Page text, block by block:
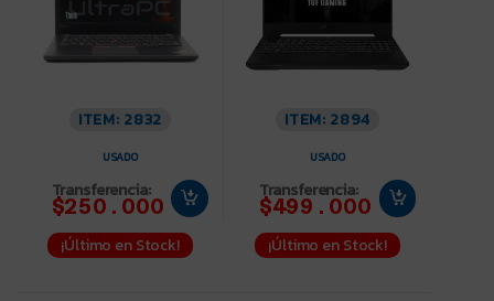
ITEM: 2832
USADO
Transferencia:
$250.000
¡Último en Stock!
ITEM: 2894
USADO
Transferencia:
$499.000
¡Último en Stock!